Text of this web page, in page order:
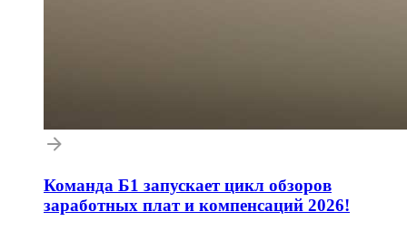
Команда Б1 запускает цикл обзоров
заработных плат и компенсаций 2026!